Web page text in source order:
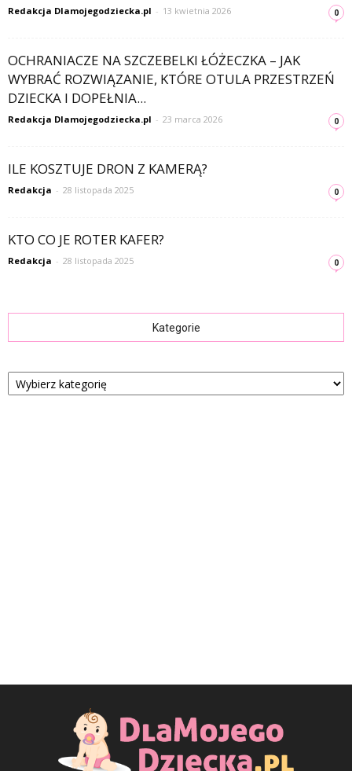
Redakcja Dlamojegodziecka.pl - 13 kwietnia 2026 0
OCHRANIACZE NA SZCZEBELKI ŁÓŻECZKA – JAK
WYBRAĆ ROZWIĄZANIE, KTÓRE OTULA PRZESTRZEŃ
DZIECKA I DOPEŁNIA...
Redakcja Dlamojegodziecka.pl - 23 marca 2026 0
ILE KOSZTUJE DRON Z KAMERĄ?
Redakcja - 28 listopada 2025 0
KTO CO JE ROTER KAFER?
Redakcja - 28 listopada 2025 0
Kategorie
Kategorie